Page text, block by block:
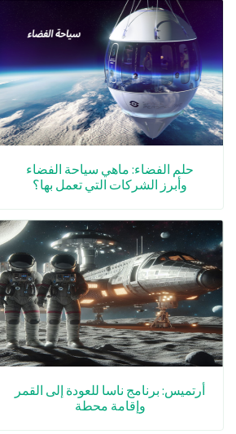
حلم الفضاء: ماهي سياحة الفضاء
وأبرز الشركات التي تعمل بها؟
أرتميس: برنامج ناسا للعودة إلى القمر
وإقامة محطة